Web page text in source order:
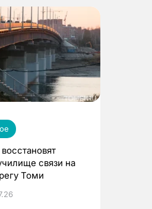
связи на
Томи